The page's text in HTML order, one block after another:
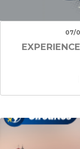
07/